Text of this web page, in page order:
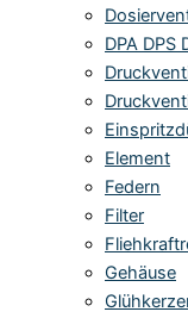
DPA DPS
Element
Federn
Filter
Gehäuse